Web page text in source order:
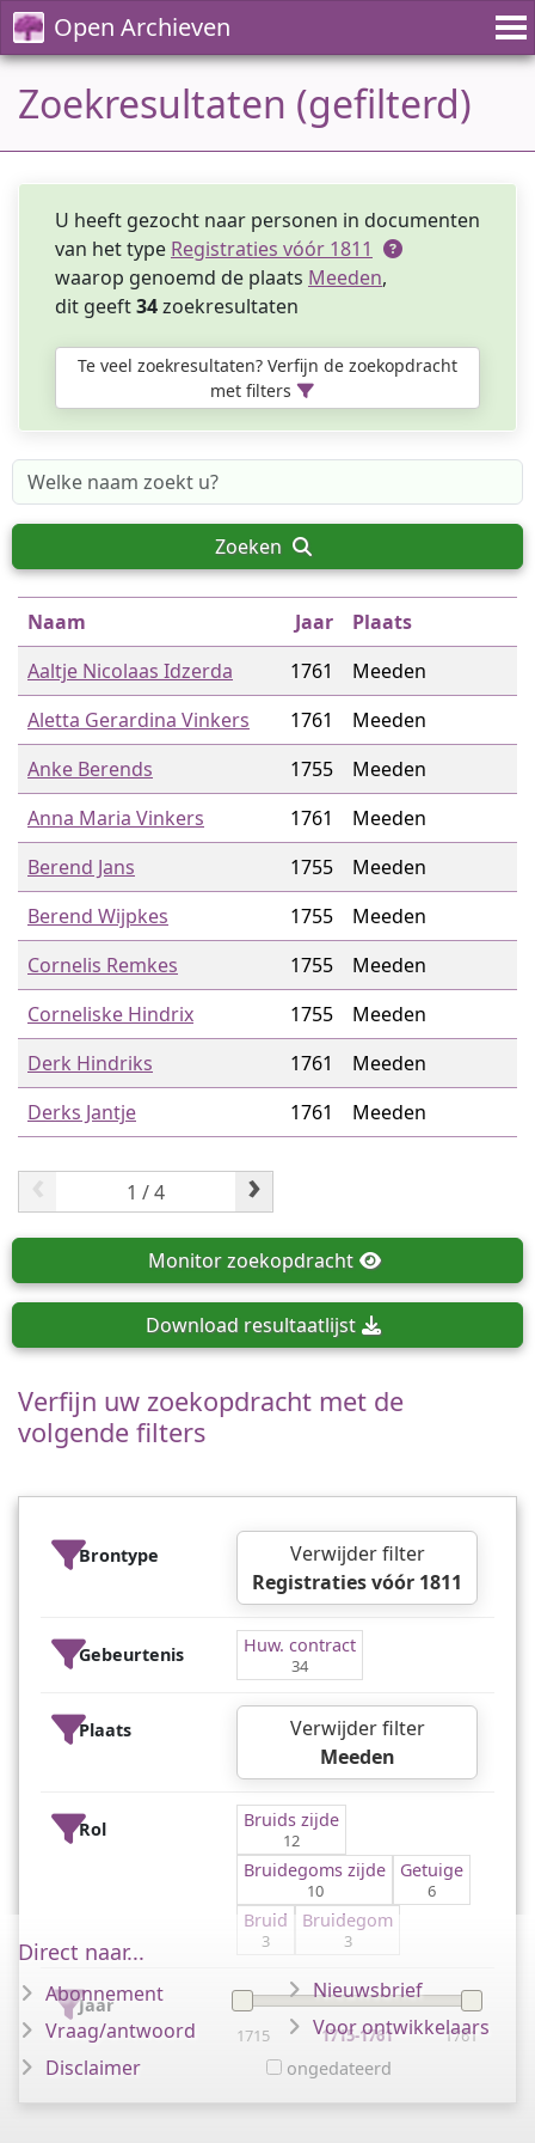
Open Archieven
Zoekresultaten (gefilterd)
U heeft gezocht naar personen in documenten
van het type Registraties vóór 1811
waarop genoemd de plaats Meeden,
dit geeft34zoekresultaten
Te veel zoekresultaten? Verfijn de zoekopdracht
met filters
Zoeken
Naam Jaar
Plaats
Aaltje Nicolaas Idzerda
1761
Meeden
Aletta Gerardina Vinkers
1761
Meeden
Anke Berends
1755
Meeden
Anna Maria Vinkers
1761
Meeden
Berend Jans
1755
Meeden
Berend Wijpkes
1755
Meeden
Cornelis Remkes
1755
Meeden
Corneliske Hindrix
1755
Meeden
Derk Hindriks
1761
Meeden
Derks Jantje
1761 Meeden
‹ ›
Monitorzoekopdracht
Download resultaatlijst
Verfijn uw zoekopdracht met de
volgende filters
Brontype
Verwijder filter
Registraties vóór 1811
Gebeurtenis Huw. contract
34
Plaats
Verwijder filter
Meeden
Rol Bruids zijde
12
Bruidegoms zijde
10
Getuige
6
Bruid
3
Bruidegom
3
Jaar
1715 1761
1715-1761
ongedateerd
Direct naar...
Abonnement
Vraag/antwoord
Disclaimer
Nieuwsbrief
Voor ontwikkelaars